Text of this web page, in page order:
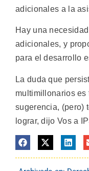
adicionales a la
Hay una
adicionales, y
para el desarrollo
La duda que
multimillonarios es
sugerencia, (pero)
lograr, dijo Vos a